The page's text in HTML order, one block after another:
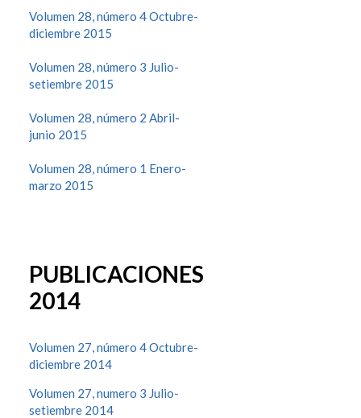
Volumen 28, número 4 Octubre-
diciembre 2015
Volumen 28, número 3 Julio-
setiembre 2015
Volumen 28, número 2 Abril-
junio 2015
Volumen 28, número 1 Enero-
marzo 2015
PUBLICACIONES
2014
Volumen 27, número 4 Octubre-
diciembre 2014
Volumen 27, numero 3 Julio-
setiembre 2014